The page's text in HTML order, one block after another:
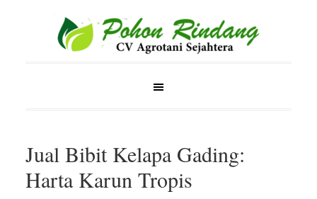
Jual Bibit Kelapa Gading:
Harta Karun Tropis